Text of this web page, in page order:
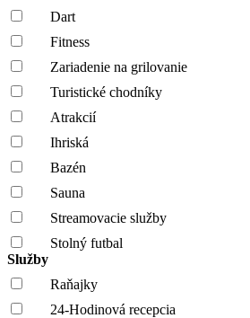
Dart
Fitness
Zariadenie na grilovanie
Turistické chodníky
Atrakcií
Ihriská
Bazén
Sauna
Streamovacie služby
Stolný futbal
Služby
Raňajky
24-Hodinová recepcia